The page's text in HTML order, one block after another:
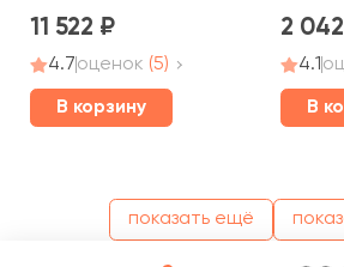
11 522
4.7оценок (5)
В корзину
2 042
4.1
В
показать ещё